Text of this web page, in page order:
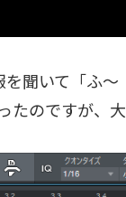
聞いて「ふ～
たのですが、大